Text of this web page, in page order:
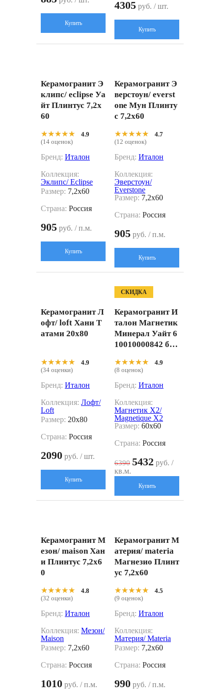
Купить
4305 руб. / шт.
Купить
Керамогранит Э
клипс/ eclipse Уа
йт Плинтус 7,2x
60
★★★★★
★★★★★
4.9
(14 оценок)
Бренд: Италон
Коллекция:
Эклипс/ Eclipse
Размер: 7,2x60
Страна: Россия
905 руб. / п.м.
Купить
Керамогранит Э
верстоун/ everst
one Мун Плинту
с 7,2x60
★★★★★
★★★★★
4.7
(12 оценок)
Бренд: Италон
Коллекция:
Эверстоун/
Everstone
Размер: 7,2x60
Страна: Россия
905 руб. / п.м.
Купить
Керамогранит Л
офт/ loft Хани Т
атами 20x80
★★★★★
★★★★★
4.9
(34 оценки)
Бренд: Италон
Коллекция: Лофт/
Loft
Размер: 20x80
Страна: Россия
2090 руб. / шт.
Купить
СКИДКА
Керамогранит И
талон Магнетик
Минерал Уайт 6
10010000842 бел
★★★★★
★★★★★
4.9
(8 оценок)
Бренд: Италон
Коллекция:
Магнетик X2/
Magnetique X2
Размер: 60x60
Страна: Россия
6390 5432 руб. /
кв.м.
Купить
Керамогранит М
езон/ maison Хан
и Плинтус 7,2x6
0
★★★★★
★★★★★
4.8
(32 оценки)
Бренд: Италон
Коллекция: Мезон/
Maison
Размер: 7,2x60
Страна: Россия
1010 руб. / п.м.
Керамогранит М
атерия/ materia
Магнезио Плинт
ус 7,2x60
★★★★★
★★★★★
4.5
(9 оценок)
Бренд: Италон
Коллекция:
Материя/ Materia
Размер: 7,2x60
Страна: Россия
990 руб. / п.м.